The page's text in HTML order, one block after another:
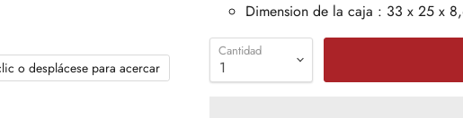
o desplácese para acercar
Dimension de la caja : 33 x 25 x
Cantidad